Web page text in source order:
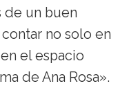
de un buen
no solo en
el espacio
de Ana Rosa».